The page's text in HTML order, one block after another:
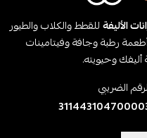
الأليفةللقطط والكلاب والطيور
رطبة وجافة وفيتامينات
وحيويته.
الضريبي